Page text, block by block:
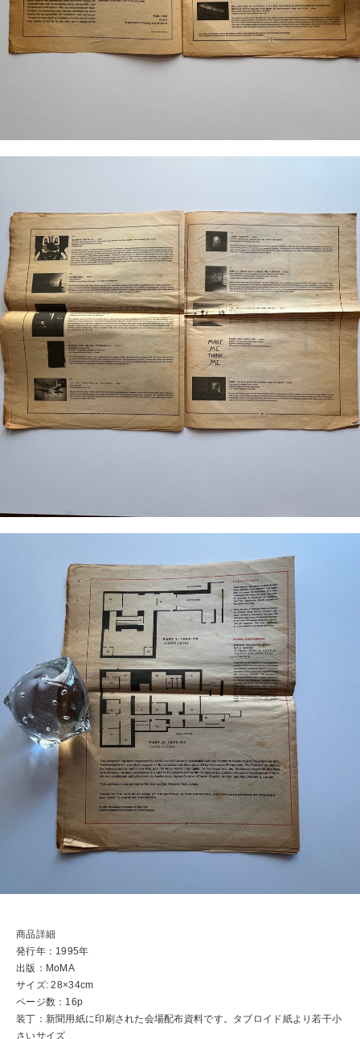
商品詳細
発行年：1995年
出版：MoMA
サイズ: 28×34cm
ページ数：16p
装丁：新聞用紙に印刷された会場配布資料です。タブロイド紙より若干小
さいサイズ